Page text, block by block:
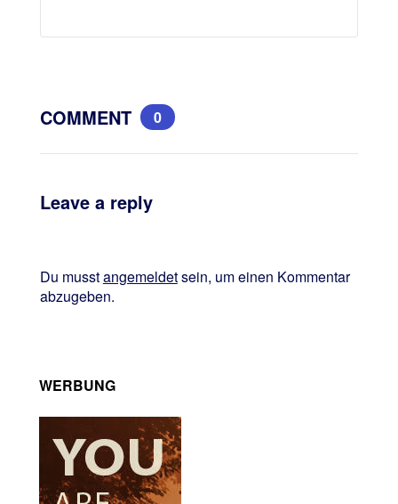
COMMENT 0
Leave a reply
Du musstangemeldetsein, um einen Kommentar
abzugeben.
WERBUNG